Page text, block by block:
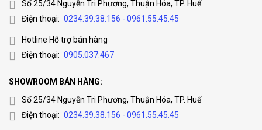
Số 25/34 Nguyễn Tri Phương, Thuận Hóa, TP. Huế
Điện thoại: 0234.39.38.156 - 0961.55.45.45
Hotline Hỗ trợ bán hàng
Điện thoại: 0905.037.467
SHOWROOM BÁN HÀNG:
Số 25/34 Nguyễn Tri Phương, Thuận Hóa, TP. Huế
Điện thoại: 0234.39.38.156 - 0961.55.45.45